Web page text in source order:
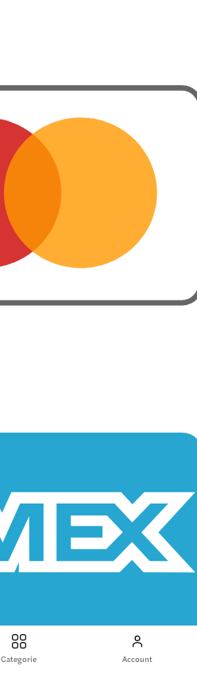
Categorie Account